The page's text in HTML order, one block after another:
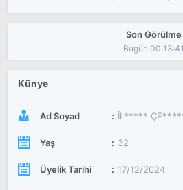
Son Görülme
Bugün 00:13:41
Künye
Ad Soyad İL*****
Yaş 32
Üyelik Tarihi 17/12/2024